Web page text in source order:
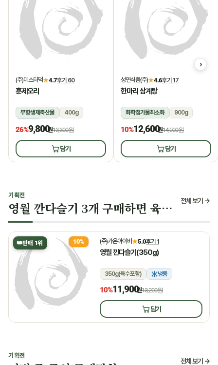
(주)미스터덕★4.7후기 60
훈제오리
무항생제축산물
400g
냉동
26%9,800원13,300원
담기
성연식품(주)★4.6후기 17
한마리 삼계탕
화학첨가물최소화
900g
상온
10%12,600원14,000원
담기
기획전
영월 깐다슬기 3개 구매하면 육수 증정 전체 보기 →
👑판매 1위 10% (주)가온아이비★5.0후기 1
영월 깐다슬기(350g)
350g(육수포함) 냉동
10%11,900원13,200원
담기
기획전
전체 보기 →